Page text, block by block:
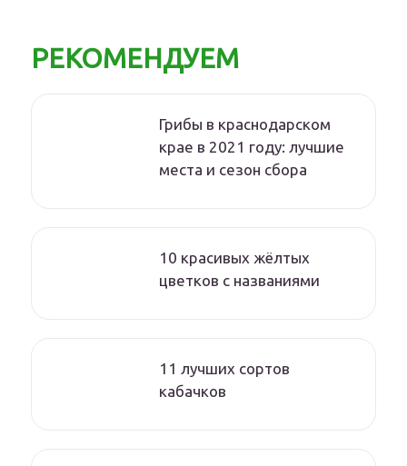
РЕКОМЕНДУЕМ
Грибы в краснодарском
крае в 2021 году: лучшие
места и сезон сбора
10 красивых жёлтых
цветков с названиями
11 лучших сортов
кабачков